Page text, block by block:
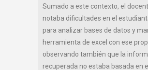
Sumado a este contexto, el
notaba dificultades en el
para analizar bases de datos y
herramienta de excel con ese
observando también que la
recuperada no estaba basada en